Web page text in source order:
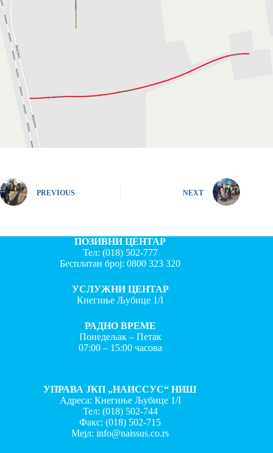
PREVIOUS NEXT
ПОЗИВНИ ЦЕНТАР
Тел: (018) 502-777
Бесплатан број:0800 323 320
УСЛУЖНИ ЦЕНТАР
Кнегиње Љубице 1/I
РАДНО ВРЕМЕ
Понедељак – Петак
07:00 – 15:00 часова
УПРАВА ЈКП „НАИССУС“ НИШ
Адреса: Кнегиње Љубице 1/I
Тел: (018) 502-744
Факс:(018) 502-715
Мејл:info@naissus.co.rs